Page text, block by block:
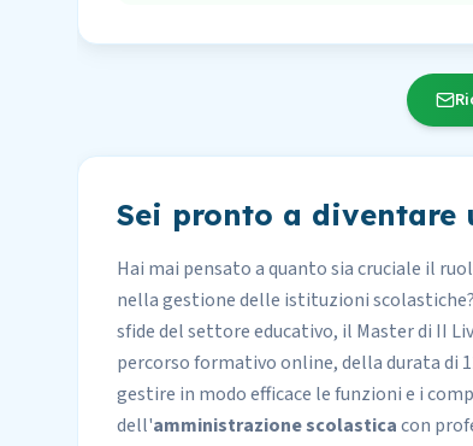
Sei pronto a diventare
Hai mai pensato a quanto sia cruciale il
nella gestione delle istituzioni
sfide del settore educativo, il Master di II
percorso formativo online, della durata di
gestire in modo efficace le funzioni e i
dell'amministrazione scolasticacon